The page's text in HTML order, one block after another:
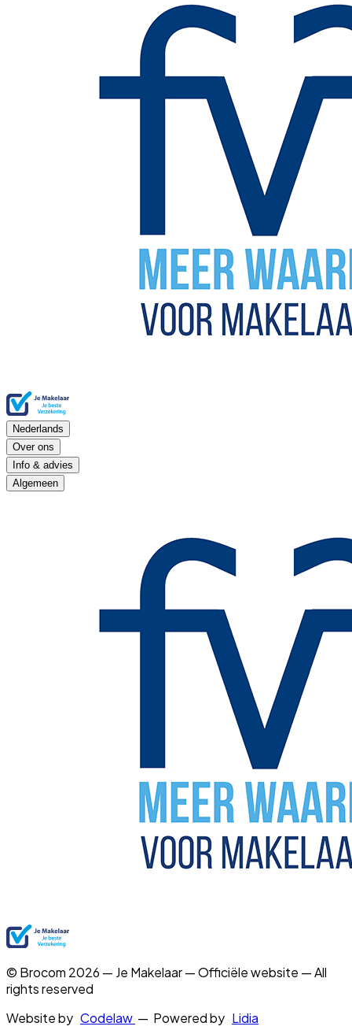
Nederlands
Over ons
Info & advies
Algemeen
© Brocom 2026 — Je Makelaar — Officiële website — All
rights reserved
Website by Codelaw — Powered by Lidia